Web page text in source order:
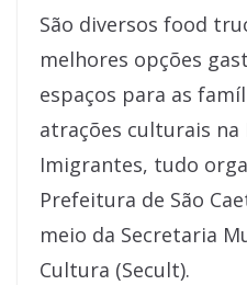
São diversos food
melhores opções
espaços para as
atrações culturais na
Imigrantes, tudo
Prefeitura de São
meio da Secretaria
Cultura (Secult).